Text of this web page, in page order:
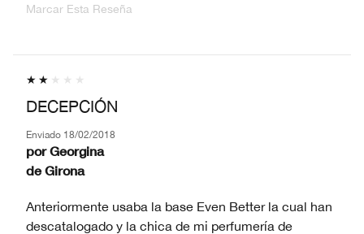
Marcar Esta Reseña
DECEPCIÓN
Enviado 18/02/2018
por Georgina
de Girona
Anteriormente usaba la base Even Better la cual han
descatalogado y la chica de mi perfumería de